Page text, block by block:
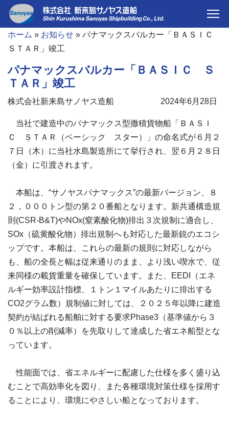
ホーム » お知らせ » パナマックスバルカー「ＢＡＳＩＣ
ＳＴＡＲ」竣工
パナマックスバルカー「ＢＡＳＩＣ Ｓ
ＴＡＲ」竣工
株式会社新来島サノヤス造船 2024年6月28日
当社で建造中のパナマックス型撒積貨物船「ＢＡＳＩ
Ｃ ＳＴＡＲ（ベーシック スター）」の命名式が６月２
７日（木）に当社水島製造所にて挙行され、翌６月２８日
（金）に引渡されます。
本船は、“サノヤスパナマックス”の最新バージョン、８
２，０００トン型の第２０番船となります。新共通構造規
則(CSR-B&T)やNOx(窒素酸化物)排出３次規制に適合し、
SOx（硫黄酸化物）排出規制へも対応した最新鋭のエコシ
ップです。本船は、これらの最新の規則に対応しながら
も、船の全長と幅は従来通りのまま、より浅い喫水で、従
来同様の載貨重量を確保しています。また、EEDI（エネ
ルギー効率設計指標、１トン１マイルあたりに排出する
CO2グラム数）規制値に対しては、２０２５年以降に建造
契約が結ばれる船舶に対する要求Phase3（基準値から３
０％以上の削減率）を先取りして達成した省エネ船型とな
っています。
性能面では、省エネルギーに配慮した仕様を多く盛り込
むことで高効率化を図り、また各種環境対策仕様を採用す
ることにより、環境にやさしい船となっております。